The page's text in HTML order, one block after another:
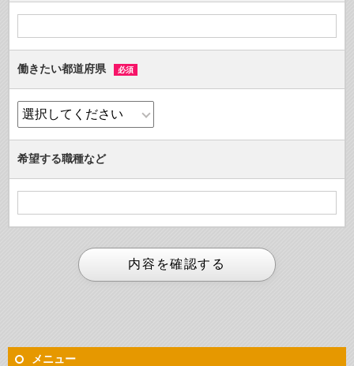
働きたい都道府県 必須
希望する職種など
メニュー